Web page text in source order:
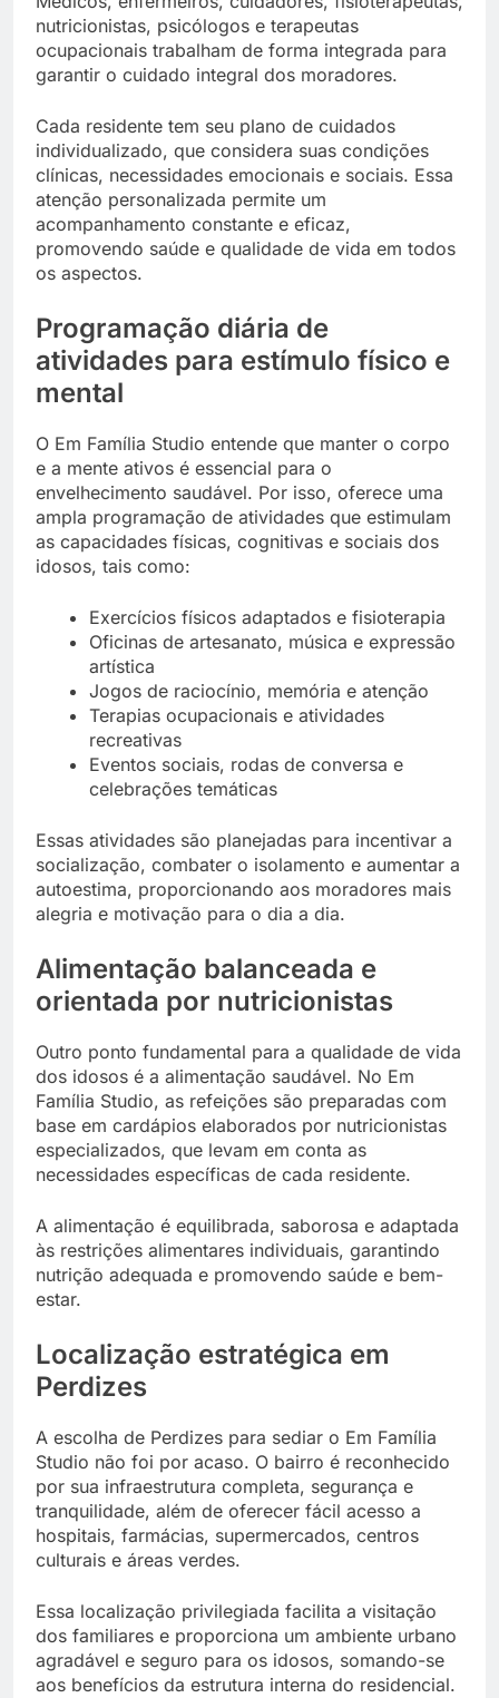
nutricionistas, psicólogos e terapeutas
ocupacionais trabalham de forma integrada para
garantir o cuidado integral dos moradores.
Cada residente tem seu plano de cuidados
individualizado, que considera suas condições
clínicas, necessidades emocionais e sociais. Essa
atenção personalizada permite um
acompanhamento constante e eficaz,
promovendo saúde e qualidade de vida em todos
os aspectos.
Programação diária de
atividades para estímulo físico e
mental
O Em Família Studio entende que manter o corpo
e a mente ativos é essencial para o
envelhecimento saudável. Por isso, oferece uma
ampla programação de atividades que estimulam
as capacidades físicas, cognitivas e sociais dos
idosos, tais como:
Exercícios físicos adaptados e fisioterapia
Oficinas de artesanato, música e expressão
artística
Jogos de raciocínio, memória e atenção
Terapias ocupacionais e atividades
recreativas
Eventos sociais, rodas de conversa e
celebrações temáticas
Essas atividades são planejadas para incentivar a
socialização, combater o isolamento e aumentar a
autoestima, proporcionando aos moradores mais
alegria e motivação para o dia a dia.
Alimentação balanceada e
orientada por nutricionistas
Outro ponto fundamental para a qualidade de vida
dos idosos é a alimentação saudável. No Em
Família Studio, as refeições são preparadas com
base em cardápios elaborados por nutricionistas
especializados, que levam em conta as
necessidades específicas de cada residente.
A alimentação é equilibrada, saborosa e adaptada
às restrições alimentares individuais, garantindo
nutrição adequada e promovendo saúde e bem-
estar.
Localização estratégica em
Perdizes
A escolha de Perdizes para sediar o Em Família
Studio não foi por acaso. O bairro é reconhecido
por sua infraestrutura completa, segurança e
tranquilidade, além de oferecer fácil acesso a
hospitais, farmácias, supermercados, centros
culturais e áreas verdes.
Essa localização privilegiada facilita a visitação
dos familiares e proporciona um ambiente urbano
agradável e seguro para os idosos, somando-se
aos benefícios da estrutura interna do residencial.